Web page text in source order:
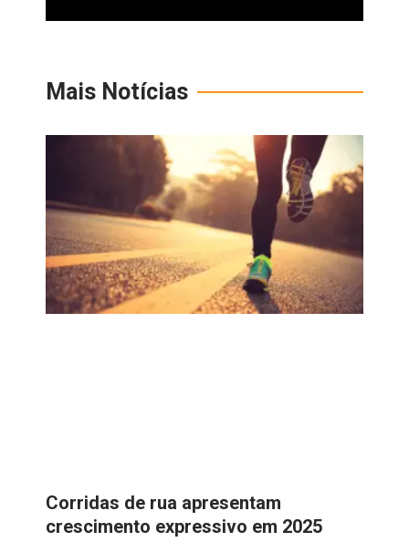
Mais Notícias
Corridas de rua apresentam
crescimento expressivo em 2025